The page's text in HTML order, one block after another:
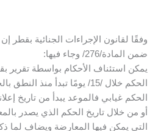
وفقًا لقانون الإجراءات الجنائية بقطر
ضمن المادة/276/ وجاء فيها:
يمكن استئناف الأحكام بواسطة تقرير
الحكم خلال /15/ يومًا تبدأ منذ
الحكم غيابي فالموعد يبدأ من تاريخ
أو من خلال تاريخ الحكم الذي يصدر
التي يمكن فيها المعارضة ويضاف لما